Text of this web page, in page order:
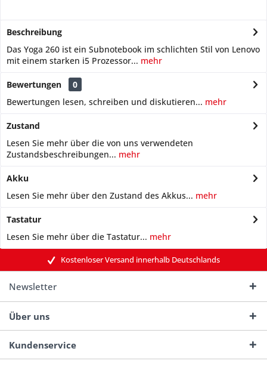
Beschreibung
Das Yoga 260 ist ein Subnotebook im schlichten Stil von Lenovo
mit einem starken i5 Prozessor... mehr
Bewertungen
0
Bewertungen lesen, schreiben und diskutieren... mehr
Zustand
Lesen Sie mehr über die von uns verwendeten
Zustandsbeschreibungen... mehr
Akku
Lesen Sie mehr über den Zustand des Akkus... mehr
Tastatur
Lesen Sie mehr über die Tastatur... mehr
Kostenloser Versand innerhalb Deutschlands
Newsletter
Über uns
Kundenservice